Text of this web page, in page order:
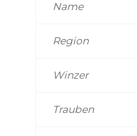
Name
Region
Winzer
Trauben